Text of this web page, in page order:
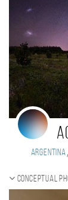
Argentina,
Conceptual